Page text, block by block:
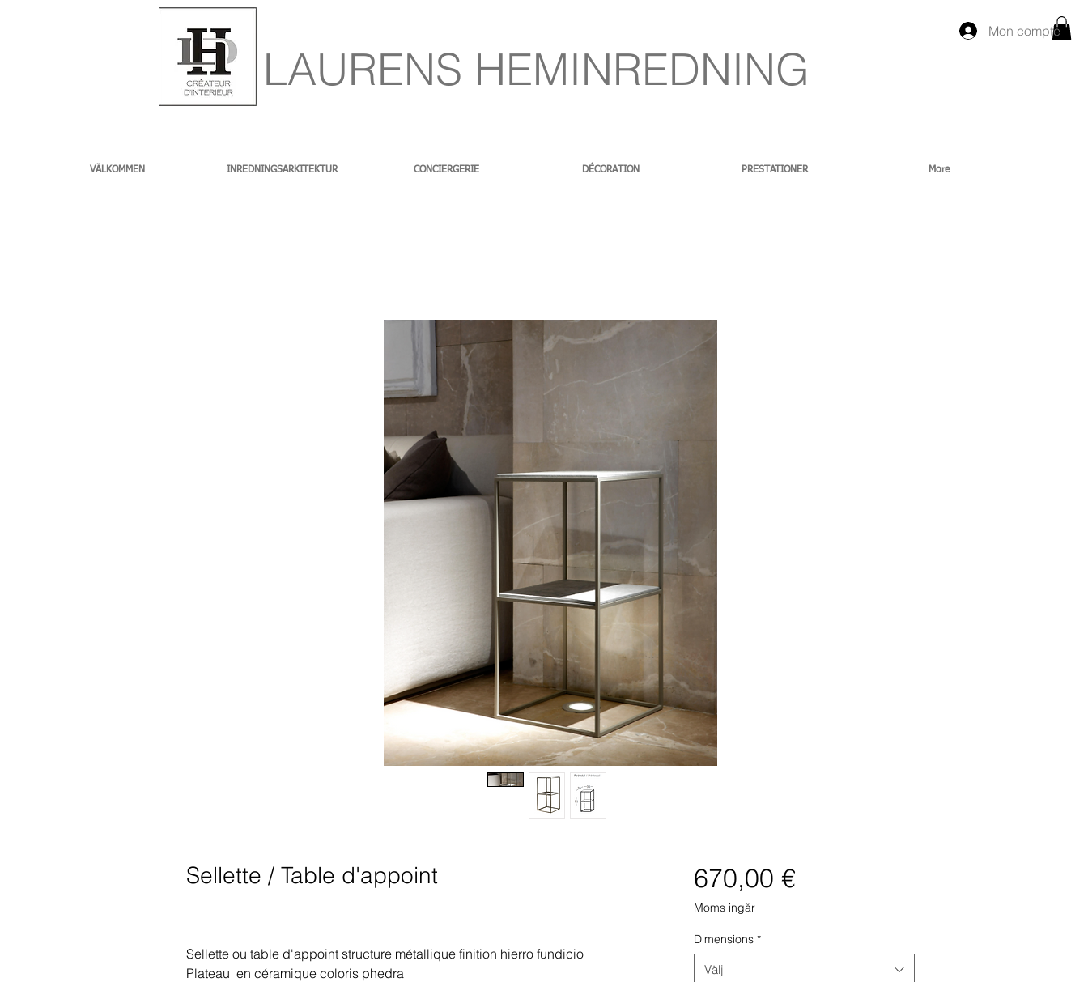
Mon compte
LAURENS HEMINREDNING
VÄLKOMMEN INREDNINGSARKITEKTUR CONCIERGERIE DÉCORATION PRESTATIONER More
Sellette / Table d'appoint
Sellette ou table d'appoint structure métallique finition hierro fundicio
Plateau en céramique coloris phedra
670,00 €Pris
Moms ingår
Dimensions *
Välj